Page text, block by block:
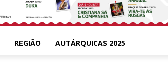
REGIÃO AUTÁRQUICAS 2025